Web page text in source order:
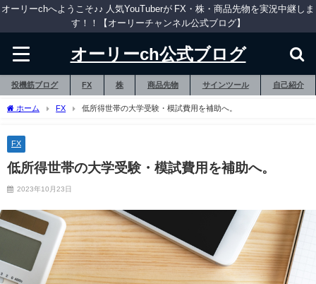
オーリーchへようこそ♪♪ 人気YouTuberが FX・株・商品先物を実況中継しま
す！！【オーリーチャンネル公式ブログ】
オーリーch公式ブログ
投機筋ブログ FX 株 商品先物 サインツール 自己紹介
ホーム FX 低所得世帯の大学受験・模試費用を補助へ。
FX
低所得世帯の大学受験・模試費用を補助へ。
2023年10月23日